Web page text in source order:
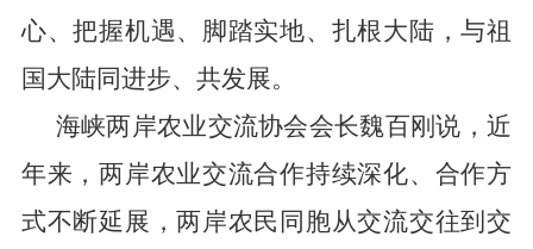
心、把握机遇、脚踏实地、扎根大陆，与祖
国大陆同进步、共发展。
海峡两岸农业交流协会会长魏百刚说，近
年来，两岸农业交流合作持续深化、合作方
式不断延展，两岸农民同胞从交流交往到交